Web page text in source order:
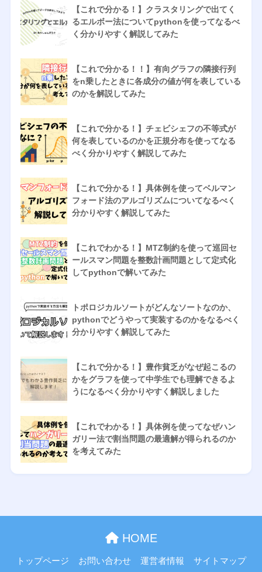
【これで分かる！】クラスタリングで出てく
るエルボー法についてpythonを使ってなるべ
く分かりやすく解説してみた
【これで分かる！！】有向グラフの隣接行列
をn乗したときに各成分の値が何を表している
のかを解説してみた
【これで分かる！】チェビシェフの不等式が
何を表しているのかを正規分布を使ってなる
べく分かりやすく解説してみた
【これで分かる！】具体例を使ってベルマン
フォード法のアルゴリズムについてなるべく
分かりやすく解説してみた
【これでわかる！】MTZ制約を使って巡回セ
ールスマン問題を整数計画問題として定式化
してpythonで解いてみた
トポロジカルソートがどんなソートなのか、
pythonでどうやって実装するのかをなるべく
分かりやすく解説してみた
【これで分かる！】豊作貧乏がなぜ起こるの
かをグラフを使って中学生でも理解できるよ
うになるべく分かりやすく解説しました
【これでわかる！】具体例を使ってなぜハン
ガリー法で割当問題の最適解が得られるのか
を考えてみた
HOME
トップページ お問い合わせ 運営者情報 サイトマップ